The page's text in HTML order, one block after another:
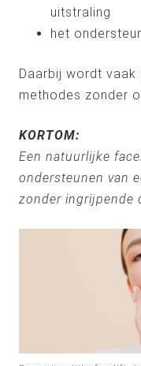
uitstraling
het
Daarbij wordt
methodes zonder
KORTOM:
Een natuurlijke
ondersteunen van
zonder ingrijpende